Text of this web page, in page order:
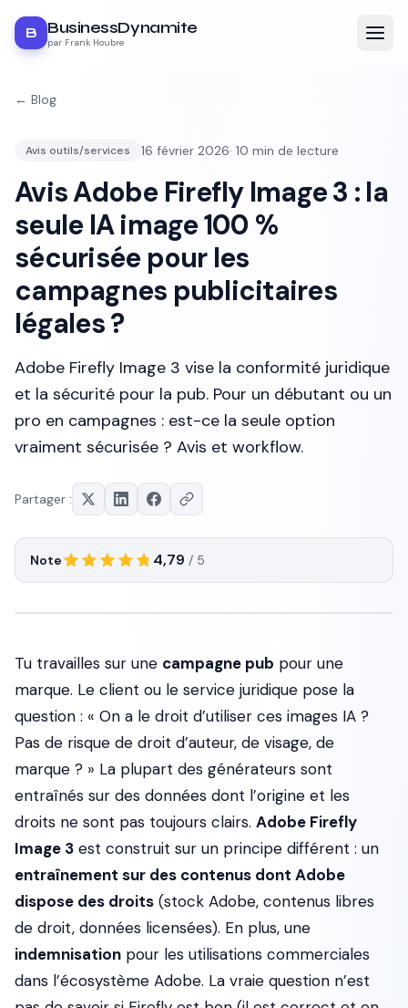
B BusinessDynamite
par Frank Houbre
← Blog
Avis outils/services 16 février 2026· 10 min de lecture
Avis Adobe Firefly Image 3 : la
seule IA image 100 %
sécurisée pour les
campagnes publicitaires
légales ?
Adobe Firefly Image 3 vise la conformité juridique
et la sécurité pour la pub. Pour un débutant ou un
pro en campagnes : est-ce la seule option
vraiment sécurisée ? Avis et workflow.
Partager :
Note 4,79 / 5
Tu travailles sur une campagne pub pour une
marque. Le client ou le service juridique pose la
question : « On a le droit d’utiliser ces images IA ?
Pas de risque de droit d’auteur, de visage, de
marque ? » La plupart des générateurs sont
entraînés sur des données dont l’origine et les
droits ne sont pas toujours clairs. Adobe Firefly
Image 3 est construit sur un principe différent : un
entraînement sur des contenus dont Adobe
dispose des droits (stock Adobe, contenus libres
de droit, données licensées). En plus, une
indemnisation pour les utilisations commerciales
dans l’écosystème Adobe. La vraie question n’est